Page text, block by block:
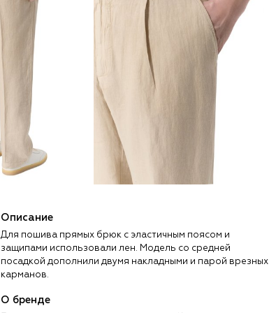
Описание
Для пошива прямых брюк с эластичным поясом и
защипами использовали лен. Модель со средней
посадкой дополнили двумя накладными и парой врезных
карманов.
О бренде